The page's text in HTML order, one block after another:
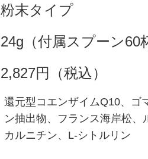
粉末タイプ
24g（付属スプーン60
2,827円（税込）
還元型コエンザイムQ10、ゴ
ン抽出物、フランス海岸松、
カルニチン、L-シトルリン